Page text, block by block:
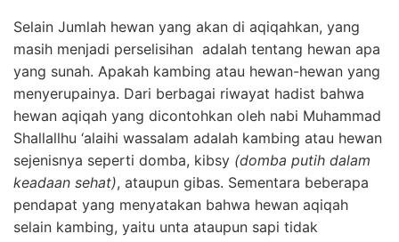
Selain Jumlah hewan yang akan di aqiqahkan, yang
masih menjadi perselisihan adalah tentang hewan apa
yang sunah. Apakah kambing atau hewan-hewan yang
menyerupainya. Dari berbagai riwayat hadist bahwa
hewan aqiqah yang dicontohkan oleh nabi Muhammad
Shallallhu ‘alaihi wassalam adalah kambing atau hewan
sejenisnya seperti domba, kibsy (domba putih dalam
keadaan sehat), ataupun gibas. Sementara beberapa
pendapat yang menyatakan bahwa hewan aqiqah
selain kambing, yaitu unta ataupun sapi tidak